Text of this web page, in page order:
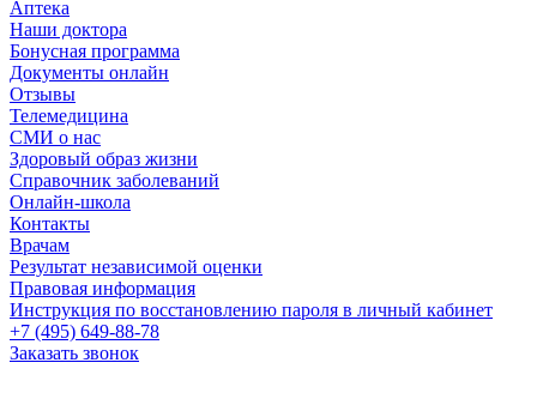
Аптека
Наши доктора
Бонусная программа
Документы онлайн
Отзывы
Телемедицина
СМИ о нас
Здоровый образ жизни
Справочник заболеваний
Онлайн-школа
Контакты
Врачам
Результат независимой оценки
Правовая информация
Инструкция по восстановлению пароля в личный кабинет
+7 (495) 649-88-78
Заказать звонок